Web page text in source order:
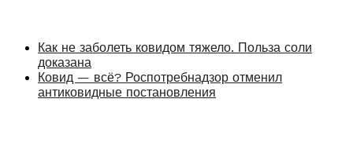
Как не заболеть ковидом тяжело. Польза соли
доказана
Ковид — всё? Роспотребнадзор отменил
антиковидные постановления